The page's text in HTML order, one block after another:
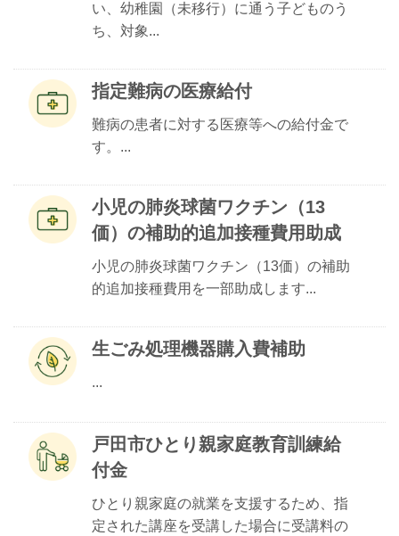
い、幼稚園（未移行）に通う子どものう
ち、対象...
指定難病の医療給付
難病の患者に対する医療等への給付金で
す。...
小児の肺炎球菌ワクチン（13
価）の補助的追加接種費用助成
小児の肺炎球菌ワクチン（13価）の補助
的追加接種費用を一部助成します...
生ごみ処理機器購入費補助
...
戸田市ひとり親家庭教育訓練給
付金
ひとり親家庭の就業を支援するため、指
定された講座を受講した場合に受講料の